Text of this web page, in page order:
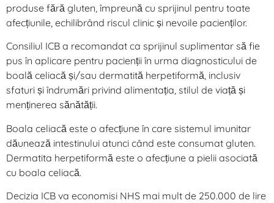
produse fără gluten, împreună cu sprijinul pentru toate
afecțiunile, echilibrând riscul clinic și nevoile pacienților.
Consiliul ICB a recomandat ca sprijinul suplimentar să fie
pus în aplicare pentru pacienții în urma diagnosticului de
boală celiacă și/sau dermatită herpetiformă, inclusiv
sfaturi și îndrumări privind alimentația, stilul de viață și
menținerea sănătății.
Boala celiacă este o afecțiune în care sistemul imunitar
dăunează intestinului atunci când este consumat gluten.
Dermatita herpetiformă este o afecțiune a pielii asociată
cu boala celiacă.
Decizia ICB va economisi NHS mai mult de 250.000 de lire